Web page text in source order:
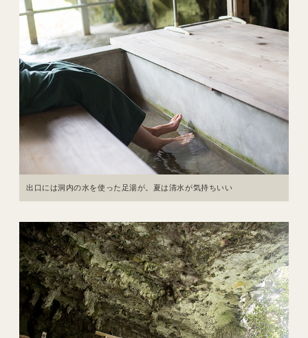
出口には洞内の水を使った足湯が。夏は清水が気持ちいい